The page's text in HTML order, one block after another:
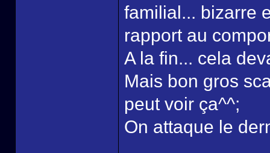
familial... bizarre
rapport au
A la fin... cela
Mais bon gros
peut voir ça^^;
On attaque le